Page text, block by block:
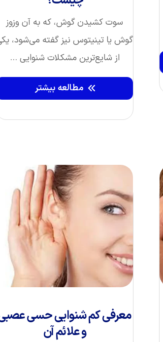
سوت کشیدن گوش، که به آن وزوز
گوش یا تینیتوس نیز گفته می‌شود،
از شایع‌ترین مشکلات شنوایی ...
مطالعه بیشتر
معرفی کم شنوایی حسی‌
و علائم آن